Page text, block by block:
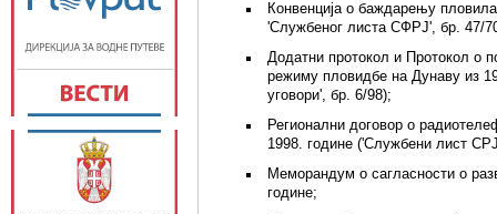
Конвенција о баждарењу
'Службеног листа СФРЈ', бр. 47/
Додатни протокол и Протокол о
режиму пловидбе на Дунаву из
уговори', бр. 6/98);
Регионални договор о
1998. године ('Службени лист
Меморандум о сагласности о
године;